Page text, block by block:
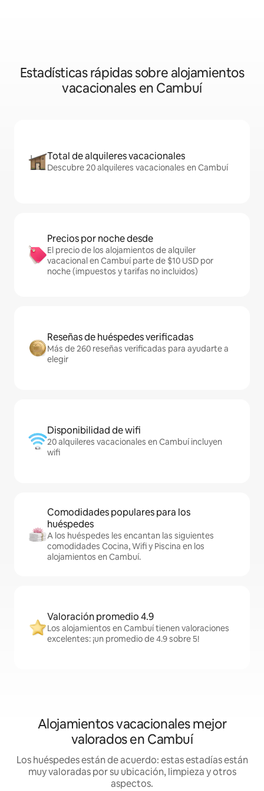
Estadísticas rápidas sobre alojamientos
vacacionales en Cambuí
Total de alquileres vacacionales
Descubre 20 alquileres vacacionales en Cambuí
Precios por noche desde
El precio de los alojamientos de alquiler
vacacional en Cambuí parte de $10 USD por
noche (impuestos y tarifas no incluidos)
Reseñas de huéspedes verificadas
Más de 260 reseñas verificadas para ayudarte a
elegir
Disponibilidad de wifi
20 alquileres vacacionales en Cambuí incluyen
wifi
Comodidades populares para los
huéspedes
A los huéspedes les encantan las siguientes
comodidades Cocina, Wifi y Piscina en los
alojamientos en Cambuí.
Valoración promedio 4.9
Los alojamientos en Cambuí tienen valoraciones
excelentes: ¡un promedio de 4.9 sobre 5!
Alojamientos vacacionales mejor
valorados en Cambuí
Los huéspedes están de acuerdo: estas estadías están
muy valoradas por su ubicación, limpieza y otros
aspectos.